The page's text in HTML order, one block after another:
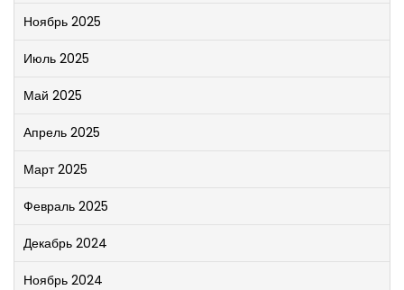
Ноябрь 2025
Июль 2025
Май 2025
Апрель 2025
Март 2025
Февраль 2025
Декабрь 2024
Ноябрь 2024